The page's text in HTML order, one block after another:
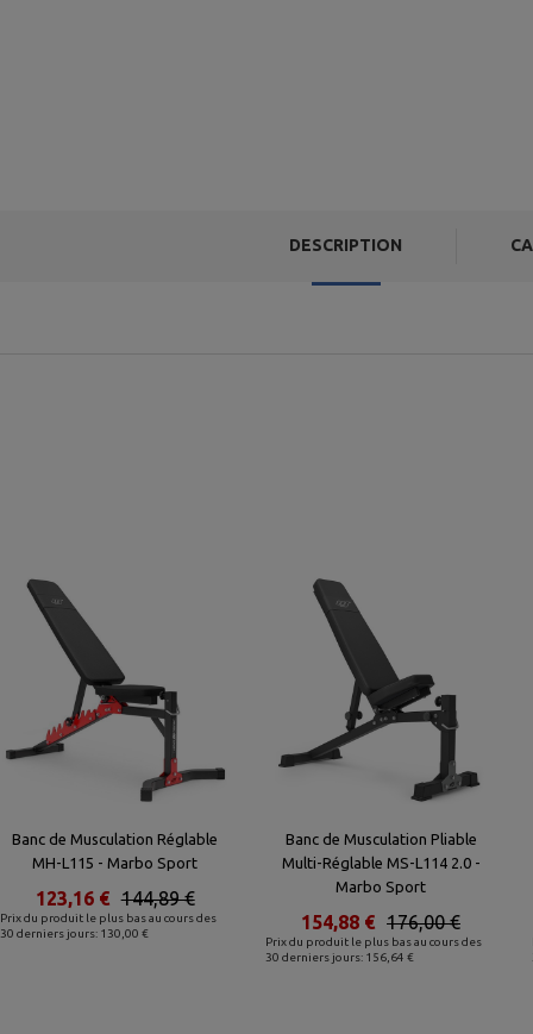
DESCRIPTION
Banc de Musculation Réglable
MH-L115 - Marbo Sport
Prix du produit le plus bas au cours des
30 derniers jours: 130,00 €
144,89 €
123,16 €
Banc de Musculation Pliable
Multi-Réglable MS-L114 2.0 -
Marbo Sport
Prix du produit le plus bas au cours des
30 derniers jours: 156,64 €
176,00 €
154,88 €